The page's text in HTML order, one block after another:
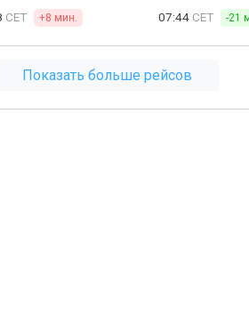
CET +8 мин. 07:44 CET -21
Показать больше рейсов